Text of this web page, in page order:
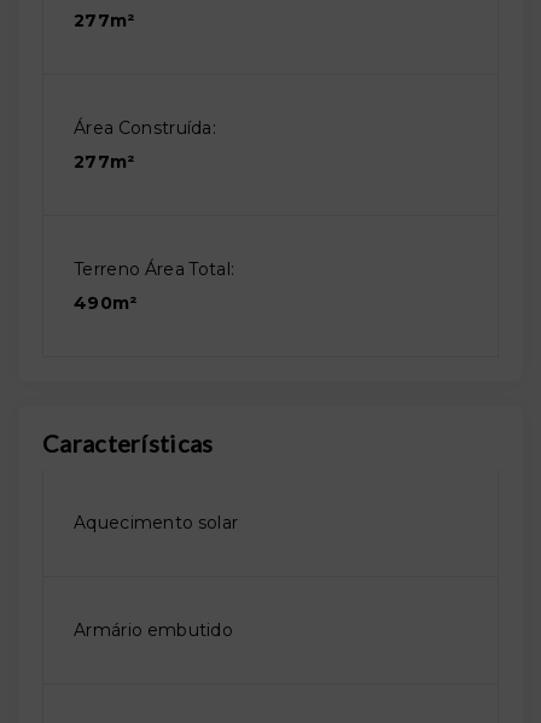
277m²
Área Construída:
277m²
Terreno Área Total:
490m²
Características
Aquecimento solar
Armário embutido